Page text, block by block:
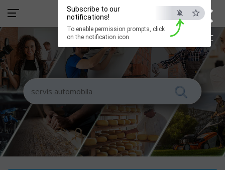
×
ESC
Subscribe to our
notifications!
To enable permission prompts, click
on the notification icon